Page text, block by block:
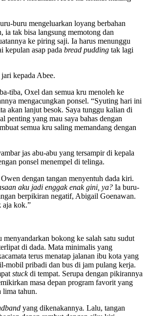
buru mengeluarkan loyang berbahan
ia tak bisa langsung memotong dan
ke piring saji. Ia harus menunggu
kepulan asap pada bread pudding tak lagi
kepada Abee.
tiba, Oxel dan semua kru menoleh ke
mengacungkan ponsel. “Syuting hari ini
akan lanjut besok. Saya tunggu kalian di
penting yang mau saya bahas dengan
semua kru saling memandang dengan
jas abu-abu yang tersampir di kepala
ponsel menempel di telinga.
dengan tangan menyentuh dada kiri.
aku jadi enggak enak gini, ya? Ia buru-
berpikiran negatif, Abigail Goenawan.
aja kok.”
menyandarkan bokong ke salah satu sudut
di dada. Mata minimalis yang
terus menatap jalanan ibu kota yang
mobil pribadi dan bus di jam pulang kerja.
stuckdi tempat. Serupa dengan pikirannya
masa depan program favorit yang
lima tahun.
yang dikenakannya. Lalu, tangan